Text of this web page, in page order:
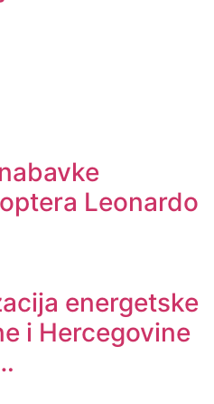
Leonardo
energetske
i Hercegovine